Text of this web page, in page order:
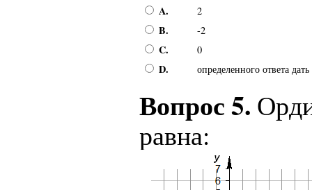
A. 2
B. -2
C. 0
D. определенного ответа дать
Вопрос 5.
равна: